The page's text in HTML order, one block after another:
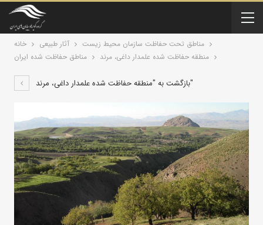
خانه آثار طبیعی
مناطق تحت حفاظت سازمان محیط زیست
مناطق حفاظت شده ایران
منطقه حفاظت شده علمدار داغی، مرند
بازگشت به "منطقه حفاظت شده علمدار داغی، مرند"